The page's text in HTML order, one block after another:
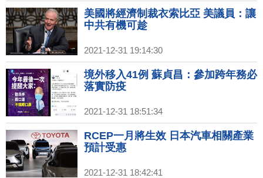
美國將經濟制裁衣索比亞 美議員：讓
中共有機可趁
2021-12-31 19:14:30
境外移入41例 蘇貞昌：參加跨年務必
落實防疫
2021-12-31 18:51:34
RCEP一月將生效 日本汽車相關產業
預計受惠
2021-12-31 18:42:41